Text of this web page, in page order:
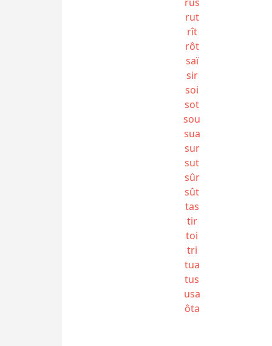
rut
rît
rôt
saï
sir
soi
sot
sou
sua
sur
sut
sûr
sût
tas
tir
toi
tri
tua
tus
usa
ôta